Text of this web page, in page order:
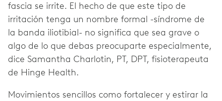
fascia se irrite. El hecho de que este tipo de
irritación tenga un nombre formal -síndrome de
la banda iliotibial- no significa que sea grave o
algo de lo que debas preocuparte especialmente,
dice Samantha Charlotin, PT, DPT, fisioterapeuta
de Hinge Health.
Movimientos sencillos como fortalecer y estirar la